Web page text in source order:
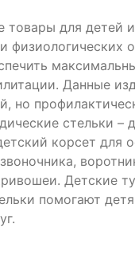
товары для детей
физиологических
Данные
но
стельки –
корсет для
Детские
помогают